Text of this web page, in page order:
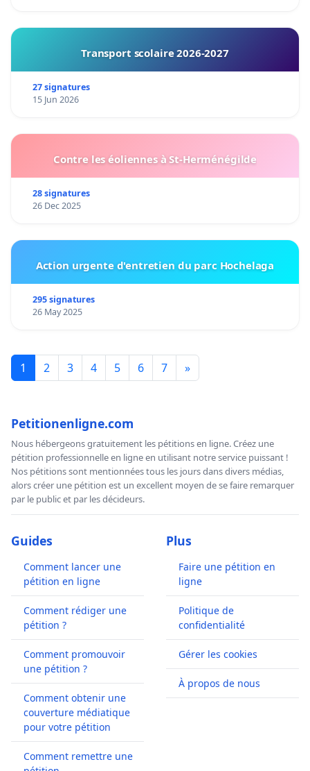
Transport scolaire 2026-2027
27 signatures
15 Jun 2026
Contre les éoliennes à St-Herménégilde
28 signatures
26 Dec 2025
Action urgente d'entretien du parc Hochelaga
295 signatures
26 May 2025
1 2 3 4 5 6 7 »
Petitionenligne.com
Nous hébergeons gratuitement les pétitions en ligne. Créez une
pétition professionnelle en ligne en utilisant notre service puissant !
Nos pétitions sont mentionnées tous les jours dans divers médias,
alors créer une pétition est un excellent moyen de se faire remarquer
par le public et par les décideurs.
Guides
Comment lancer une
pétition en ligne
Comment rédiger une
pétition ?
Comment promouvoir
une pétition ?
Comment obtenir une
couverture médiatique
pour votre pétition
Comment remettre une
Plus
Faire une pétition en
ligne
Politique de
confidentialité
Gérer les cookies
À propos de nous